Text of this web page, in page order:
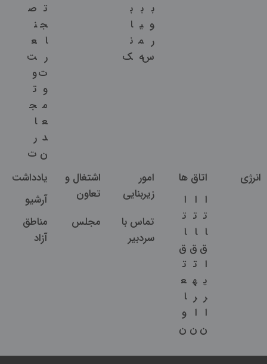
ب
و
ر
س
ب
ی
م
ه
ب
ا
ن
ک
ت
ج
ا
ر
ت
و
م
ع
د
ن
ص
ن
ع
ت
و
ت
ج
ا
ر
ت
انرژی
اتاق ها
ا
ت
ا
ق
ا
ی
ر
ا
ن
ا
ت
ا
ق
ت
ه
ر
ا
ن
ا
ت
ا
ق
ت
ع
ا
و
ن
امور
زیربنایی
اشتغال و
تعاون
یادداشت
آرشیو
تماس با
سردبیر
مجلس
مناطق
آزاد